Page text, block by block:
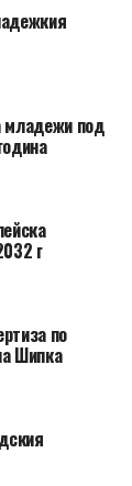
младежи под
г
по
Шипка